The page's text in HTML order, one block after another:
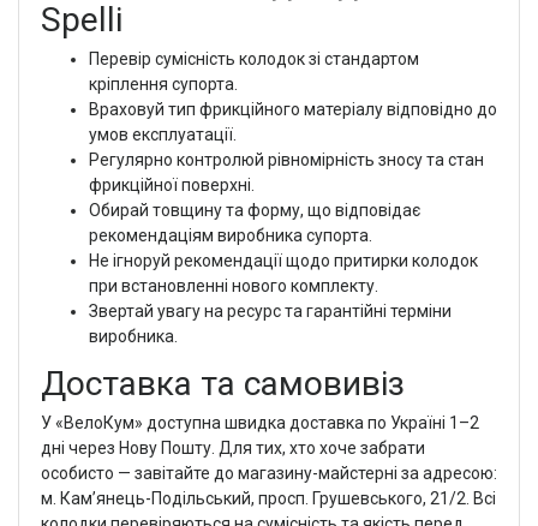
Spelli
Перевір сумісність колодок зі стандартом
кріплення супорта.
Враховуй тип фрикційного матеріалу відповідно до
умов експлуатації.
Регулярно контролюй рівномірність зносу та стан
фрикційної поверхні.
Обирай товщину та форму, що відповідає
рекомендаціям виробника супорта.
Не ігноруй рекомендації щодо притирки колодок
при встановленні нового комплекту.
Звертай увагу на ресурс та гарантійні терміни
виробника.
Доставка та самовивіз
У «ВелоКум» доступна швидка доставка по Україні 1–2
дні через Нову Пошту. Для тих, хто хоче забрати
особисто — завітайте до магазину-майстерні за адресою:
м. Кам’янець-Подільський, просп. Грушевського, 21/2. Всі